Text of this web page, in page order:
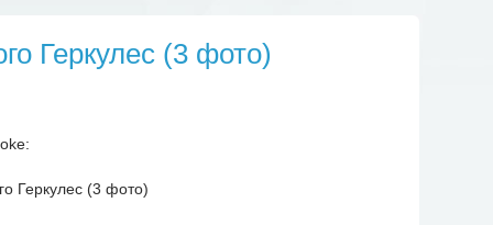
Геркулес (3 фото)